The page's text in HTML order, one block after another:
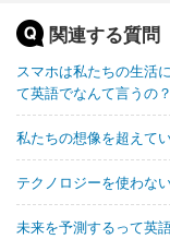
関連する質問
スマホは私たちの生活
て英語でなんて言うの？
私たちの想像を超えて
テクノロジーを使わな
未来を予測するって英